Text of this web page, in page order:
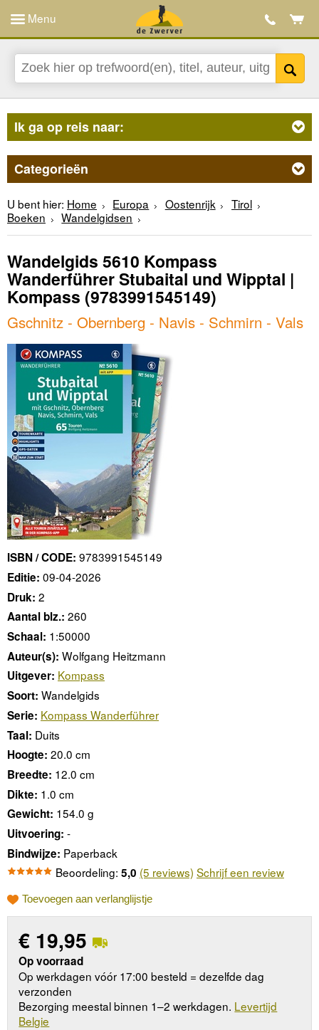
Menu
Ik ga op reis naar:
Categorieën
U bent hier: Home Europa Oostenrijk
Tirol
Boeken
Wandelgidsen
Wandelgids 5610 Kompass
Wanderführer Stubaital und Wipptal |
Kompass (9783991545149)
Gschnitz - Obernberg - Navis - Schmirn - Vals
ISBN / CODE: 9783991545149
Editie: 09-04-2026
Druk: 2
Aantal blz.: 260
Schaal: 1:50000
Auteur(s): Wolfgang Heitzmann
Uitgever: Kompass
Soort: Wandelgids
Serie: Kompass Wanderführer
Taal: Duits
Hoogte: 20.0 cm
Breedte: 12.0 cm
Dikte: 1.0 cm
Gewicht: 154.0 g
Uitvoering: -
Bindwijze: Paperback
Beoordeling: 5,0 (5 reviews) Schrijf een review
Toevoegen aan verlanglijstje
€ 19,95
Op voorraad
Op werkdagen vóór 17:00 besteld = dezelfde dag
verzonden
Bezorging meestal binnen 1–2 werkdagen. Levertijd
Belgie